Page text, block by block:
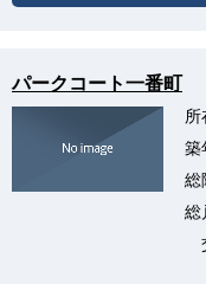
パークコート一番町
所
築
総
総